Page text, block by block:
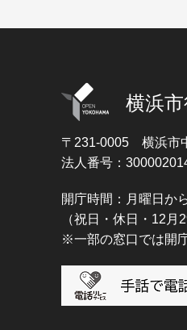
横浜
〒231-0005 横浜市
法人番号：
開庁時間：月曜日か
（祝日・休日・12月
※一部の窓口では開